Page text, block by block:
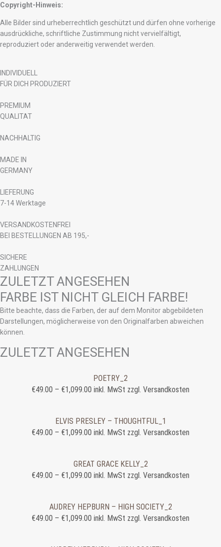
Copyright-Hinweis:
Alle Bilder sind urheberrechtlich geschützt und dürfen ohne vorherige
ausdrückliche, schriftliche Zustimmung nicht vervielfältigt,
reproduziert oder anderweitig verwendet werden.
INDIVIDUELL
FÜR DICH PRODUZIERT
PREMIUM
QUALITAT
NACHHALTIG
MADE IN
GERMANY
LIEFERUNG
7-14 Werktage
VERSANDKOSTENFREI
BEI BESTELLUNGEN AB 195,-
SICHERE
ZAHLUNGEN
ZULETZT ANGESEHEN
FARBE IST NICHT GLEICH FARBE!
Bitte beachte, dass die Farben, der auf dem Monitor abgebildeten
Darstellungen, möglicherweise von den Originalfarben abweichen
können.
ZULETZT ANGESEHEN
POETRY_2
€49.00 – €1,099.00 inkl. MwSt zzgl. Versandkosten
ELVIS PRESLEY – THOUGHTFUL_1
€49.00 – €1,099.00 inkl. MwSt zzgl. Versandkosten
GREAT GRACE KELLY_2
€49.00 – €1,099.00 inkl. MwSt zzgl. Versandkosten
AUDREY HEPBURN – HIGH SOCIETY_2
€49.00 – €1,099.00 inkl. MwSt zzgl. Versandkosten